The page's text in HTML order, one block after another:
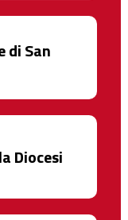
di San
Diocesi